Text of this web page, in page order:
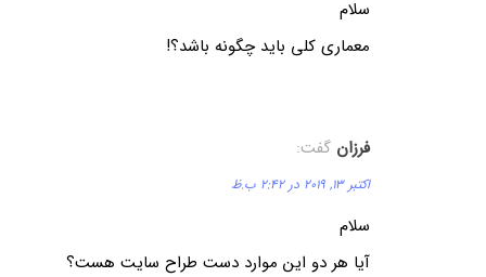
سلام
معماری کلی باید چگونه باشد؟!
فرزان گفت:
اکتبر 13, 2019 در 2:42 ب.ظ
سلام
آیا هر دو این موارد دست طراح سایت هست؟